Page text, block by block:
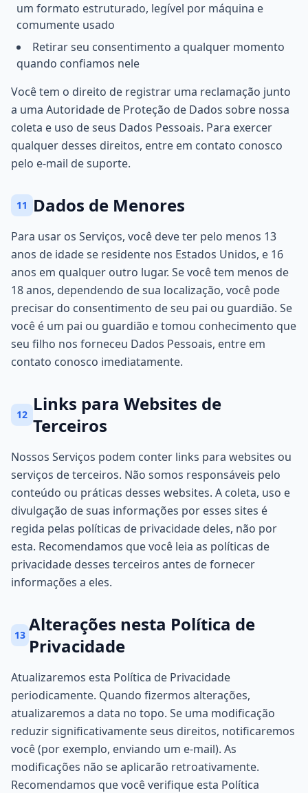
um formato estruturado, legível por máquina e
comumente usado
Retirar seu consentimento a qualquer momento
quando confiamos nele
Você tem o direito de registrar uma reclamação junto
a uma Autoridade de Proteção de Dados sobre nossa
coleta e uso de seus Dados Pessoais. Para exercer
qualquer desses direitos, entre em contato conosco
pelo e-mail de suporte.
11 Dados de Menores
Para usar os Serviços, você deve ter pelo menos 13
anos de idade se residente nos Estados Unidos, e 16
anos em qualquer outro lugar. Se você tem menos de
18 anos, dependendo de sua localização, você pode
precisar do consentimento de seu pai ou guardião. Se
você é um pai ou guardião e tomou conhecimento que
seu filho nos forneceu Dados Pessoais, entre em
contato conosco imediatamente.
12 Links para Websites de
Terceiros
Nossos Serviços podem conter links para websites ou
serviços de terceiros. Não somos responsáveis pelo
conteúdo ou práticas desses websites. A coleta, uso e
divulgação de suas informações por esses sites é
regida pelas políticas de privacidade deles, não por
esta. Recomendamos que você leia as políticas de
privacidade desses terceiros antes de fornecer
informações a eles.
13 Alterações nesta Política de
Privacidade
Atualizaremos esta Política de Privacidade
periodicamente. Quando fizermos alterações,
atualizaremos a data no topo. Se uma modificação
reduzir significativamente seus direitos, notificaremos
você (por exemplo, enviando um e-mail). As
modificações não se aplicarão retroativamente.
Recomendamos que você verifique esta Política